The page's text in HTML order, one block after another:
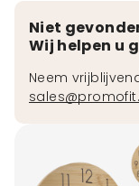
Niet
Wij helpen u
Neem